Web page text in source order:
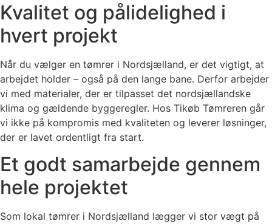
Kvalitet og pålidelighed i
hvert projekt
Når du vælger en tømrer i Nordsjælland, er det vigtigt, at
arbejdet holder – også på den lange bane. Derfor arbejder
vi med materialer, der er tilpasset det nordsjællandske
klima og gældende byggeregler. Hos Tikøb Tømreren går
vi ikke på kompromis med kvaliteten og leverer løsninger,
der er lavet ordentligt fra start.
Et godt samarbejde gennem
hele projektet
Som lokal tømrer i Nordsjælland lægger vi stor vægt på